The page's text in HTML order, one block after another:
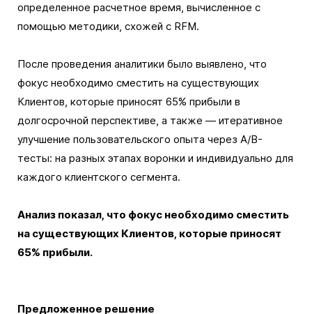
определенное расчетное время, вычисленное с
помощью методики, схожей с RFM.
После проведения аналитики было выявлено, что
фокус необходимо сместить на существующих
Клиентов, которые приносят 65% прибыли в
долгосрочной перспективе, а также — итеративное
улучшение пользовательского опыта через A/B-
тесты: на разных этапах воронки и индивидуально для
каждого клиентского сегмента.
Анализ показал, что фокус необходимо сместить
на существующих Клиентов, которые приносят
65% прибыли.
Предложенное решение